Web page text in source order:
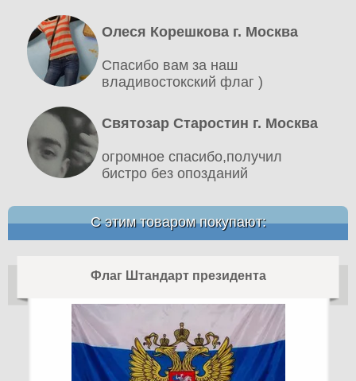
Олеся Корешкова г. Москва
Спасибо вам за наш
владивостокский флаг )
Святозар Старостин г. Москва
огромное спасибо,получил
бистро без опозданий
С этим товаром покупают:
Флаг Штандарт президента